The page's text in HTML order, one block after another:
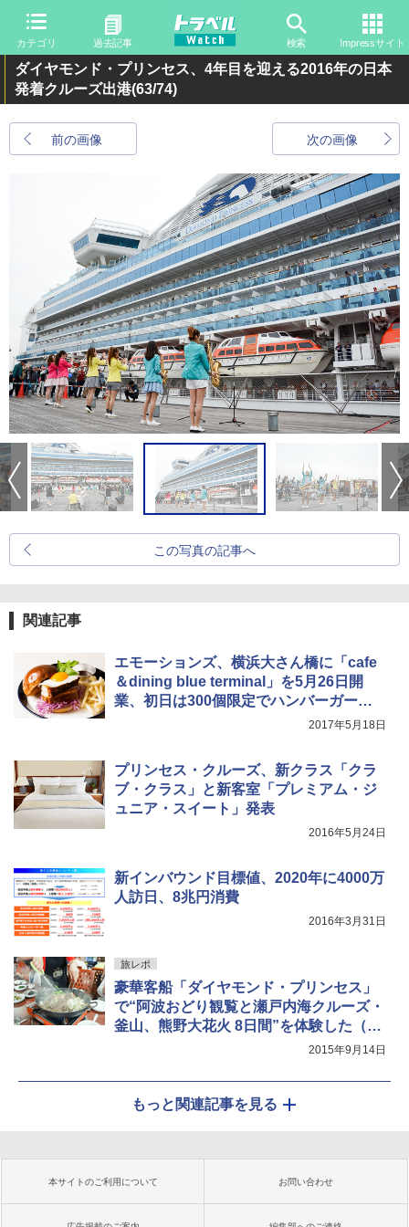
カテゴリ 過去記事 検索 Impressサイト
ダイヤモンド・プリンセス、4年目を迎える2016年の日本
発着クルーズ出港(63/74)
前の画像 次の画像
この写真の記事へ
関連記事
エモーションズ、横浜大さん橋に「cafe
＆dining blue terminal」を5月26日開
業、初日は300個限定でハンバーガー無
2017年5月18日
プリンセス・クルーズ、新クラス「クラ
ブ・クラス」と新客室「プレミアム・ジ
ュニア・スイート」発表
2016年5月24日
新インバウンド目標値、2020年に4000万
人訪日、8兆円消費
2016年3月31日
旅レポ
豪華客船「ダイヤモンド・プリンセス」
で“阿波おどり観覧と瀬戸内海クルーズ・
釜山、熊野大花火 8日間”を体験した（後
2015年9月14日
もっと関連記事を見る
本サイトのご利用について お問い合わせ